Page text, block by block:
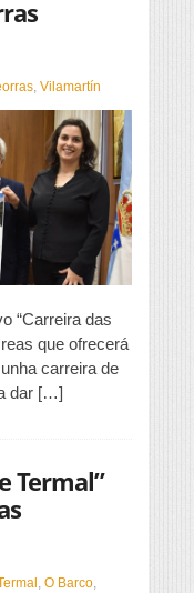
Vilamartín
“Carreira das
que ofrecerá
carreira de
dar […]
Termal”
, O Barco,